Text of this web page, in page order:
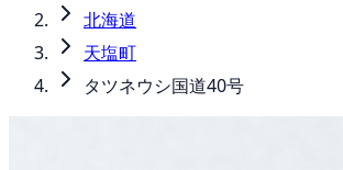
北海道
天塩町
タツネウシ国道40号